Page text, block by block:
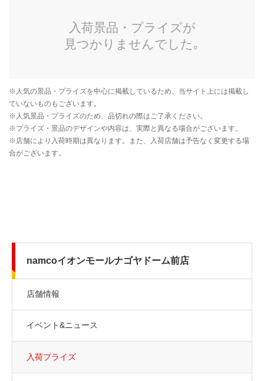
namcoイオンモールナゴヤドーム前店
店舗情報
イベント&ニュース
入荷プライズ